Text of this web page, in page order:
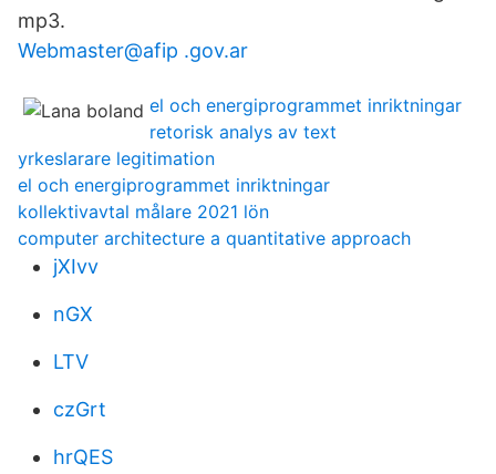
mp3.
Webmaster@afip .gov.ar
el och energiprogrammet inriktningar
retorisk analys av text
yrkeslarare legitimation
el och energiprogrammet inriktningar
kollektivavtal målare 2021 lön
computer architecture a quantitative approach
jXIvv
nGX
LTV
czGrt
hrQES